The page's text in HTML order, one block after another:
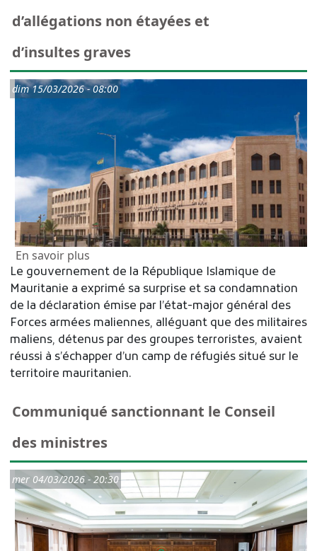
d’allégations non étayées et
d’insultes graves
dim 15/03/2026 - 08:00
En savoir plussur La Mauritanie rejette les accusations
Le gouvernement de la République Islamique de
Mauritanie a exprimé sa surprise et sa condamnation
de la déclaration émise par l’état-major général des
Forces armées maliennes, alléguant que des militaires
maliens, détenus par des groupes terroristes, avaient
réussi à s’échapper d’un camp de réfugiés situé sur le
territoire mauritanien.
Communiqué sanctionnant le Conseil
des ministres
mer 04/03/2026 - 20:30